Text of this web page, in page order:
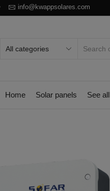
info@kwappsolares.com
Home Solar panels See all